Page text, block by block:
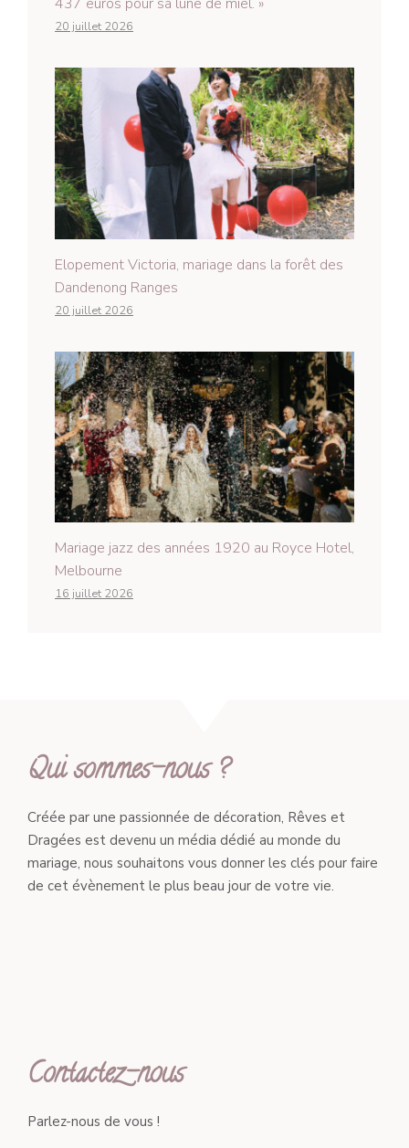
437 euros pour sa lune de miel. »
20 juillet 2026
Elopement Victoria, mariage dans la forêt des
Dandenong Ranges
20 juillet 2026
Mariage jazz des années 1920 au Royce Hotel,
Melbourne
16 juillet 2026
Qui sommes-nous ?
Créée par une passionnée de décoration, Rêves et
Dragées est devenu un média dédié au monde du
mariage, nous souhaitons vous donner les clés pour faire
de cet évènement le plus beau jour de votre vie.
Contactez-nous
Parlez-nous de vous !